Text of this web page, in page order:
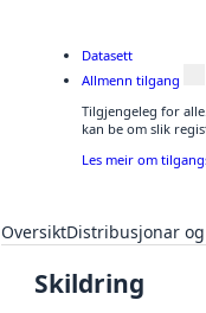
Datasett
Allmenn tilgang
Tilgjengeleg for
kan be om slik
Les meir om
OversiktDistribusjonar
Skildring